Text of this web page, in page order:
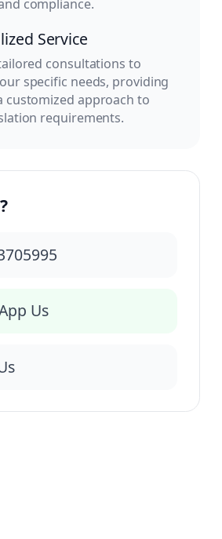
compliance.
Service
consultations to
specific needs, providing
customized approach to
requirements.
Us